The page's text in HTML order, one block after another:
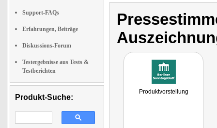
Support-FAQs
Erfahrungen, Beiträge
Diskussions-Forum
Testergebnisse aus Tests &
Testberichten
Produkt-Suche:
Produktvorstellung